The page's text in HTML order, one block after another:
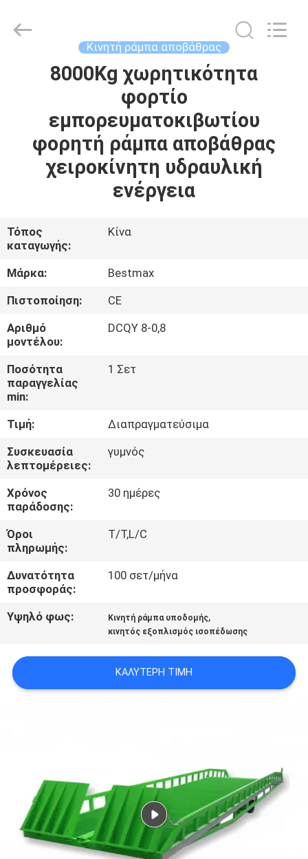
ΠΡΟΪΌΝΤΑ
ΣΧΕΤΙΚΆ
ΕΠΙΣΚΈΨΕΙΣ
ΣΤΟ
ΕΡΓΟΣΤΆΣΙΟ
ΈΛΕΓΧΟΣ
ΠΟΙΌΤΗΤΑΣ
ΜΑΖΊ
ΜΑΣ
ΕΙΔΉΣΕΙΣ
ΖΗΤΉΣΤΕ
ΜΙΑ
ΠΡΟΣΦΟΡΆ
ΠΟΛΙΤΙΚΉ
Κινητή ράμπα αποβάθρας
8000Kg χωρητικότητα
φορτίο
εμπορευματοκιβωτίου
φορητή ράμπα αποβάθρας
χειροκίνητη υδραυλική
ενέργεια
Τόπος
καταγωγής:
Κίνα
Μάρκα:
Bestmax
Πιστοποίηση:
CE
Αριθμό
μοντέλου:
DCQY 8-0,8
Ποσότητα
παραγγελίας
min:
1 Σετ
Τιμή:
Διαπραγματεύσιμα
Συσκευασία
λεπτομέρειες:
γυμνός
Χρόνος
παράδοσης:
30 ημέρες
Όροι
πληρωμής:
T/T,L/C
Δυνατότητα
προσφοράς:
100 σετ/μήνα
Υψηλό φως: Κινητή ράμπα υποδομής,
κινητός εξοπλισμός ισοπέδωσης
ΚΑΛΎΤΕΡΗ ΤΙΜΉ